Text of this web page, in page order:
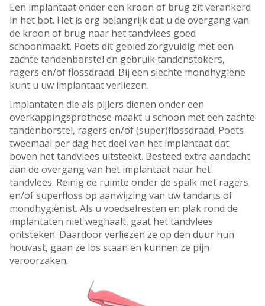
Een implantaat onder een kroon of brug zit verankerd
in het bot. Het is erg belangrijk dat u de overgang van
de kroon of brug naar het tandvlees goed
schoonmaakt. Poets dit gebied zorgvuldig met een
zachte tandenborstel en gebruik tandenstokers,
ragers en/of flossdraad. Bij een slechte mondhygiëne
kunt u uw implantaat verliezen.
Implantaten die als pijlers dienen onder een
overkappingsprothese maakt u schoon met een zachte
tandenborstel, ragers en/of (super)flossdraad. Poets
tweemaal per dag het deel van het implantaat dat
boven het tandvlees uitsteekt. Besteed extra aandacht
aan de overgang van het implantaat naar het
tandvlees. Reinig de ruimte onder de spalk met ragers
en/of superfloss op aanwijzing van uw tandarts of
mondhygiënist. Als u voedselresten en plak rond de
implantaten niet weghaalt, gaat het tandvlees
ontsteken. Daardoor verliezen ze op den duur hun
houvast, gaan ze los staan en kunnen ze pijn
veroorzaken.